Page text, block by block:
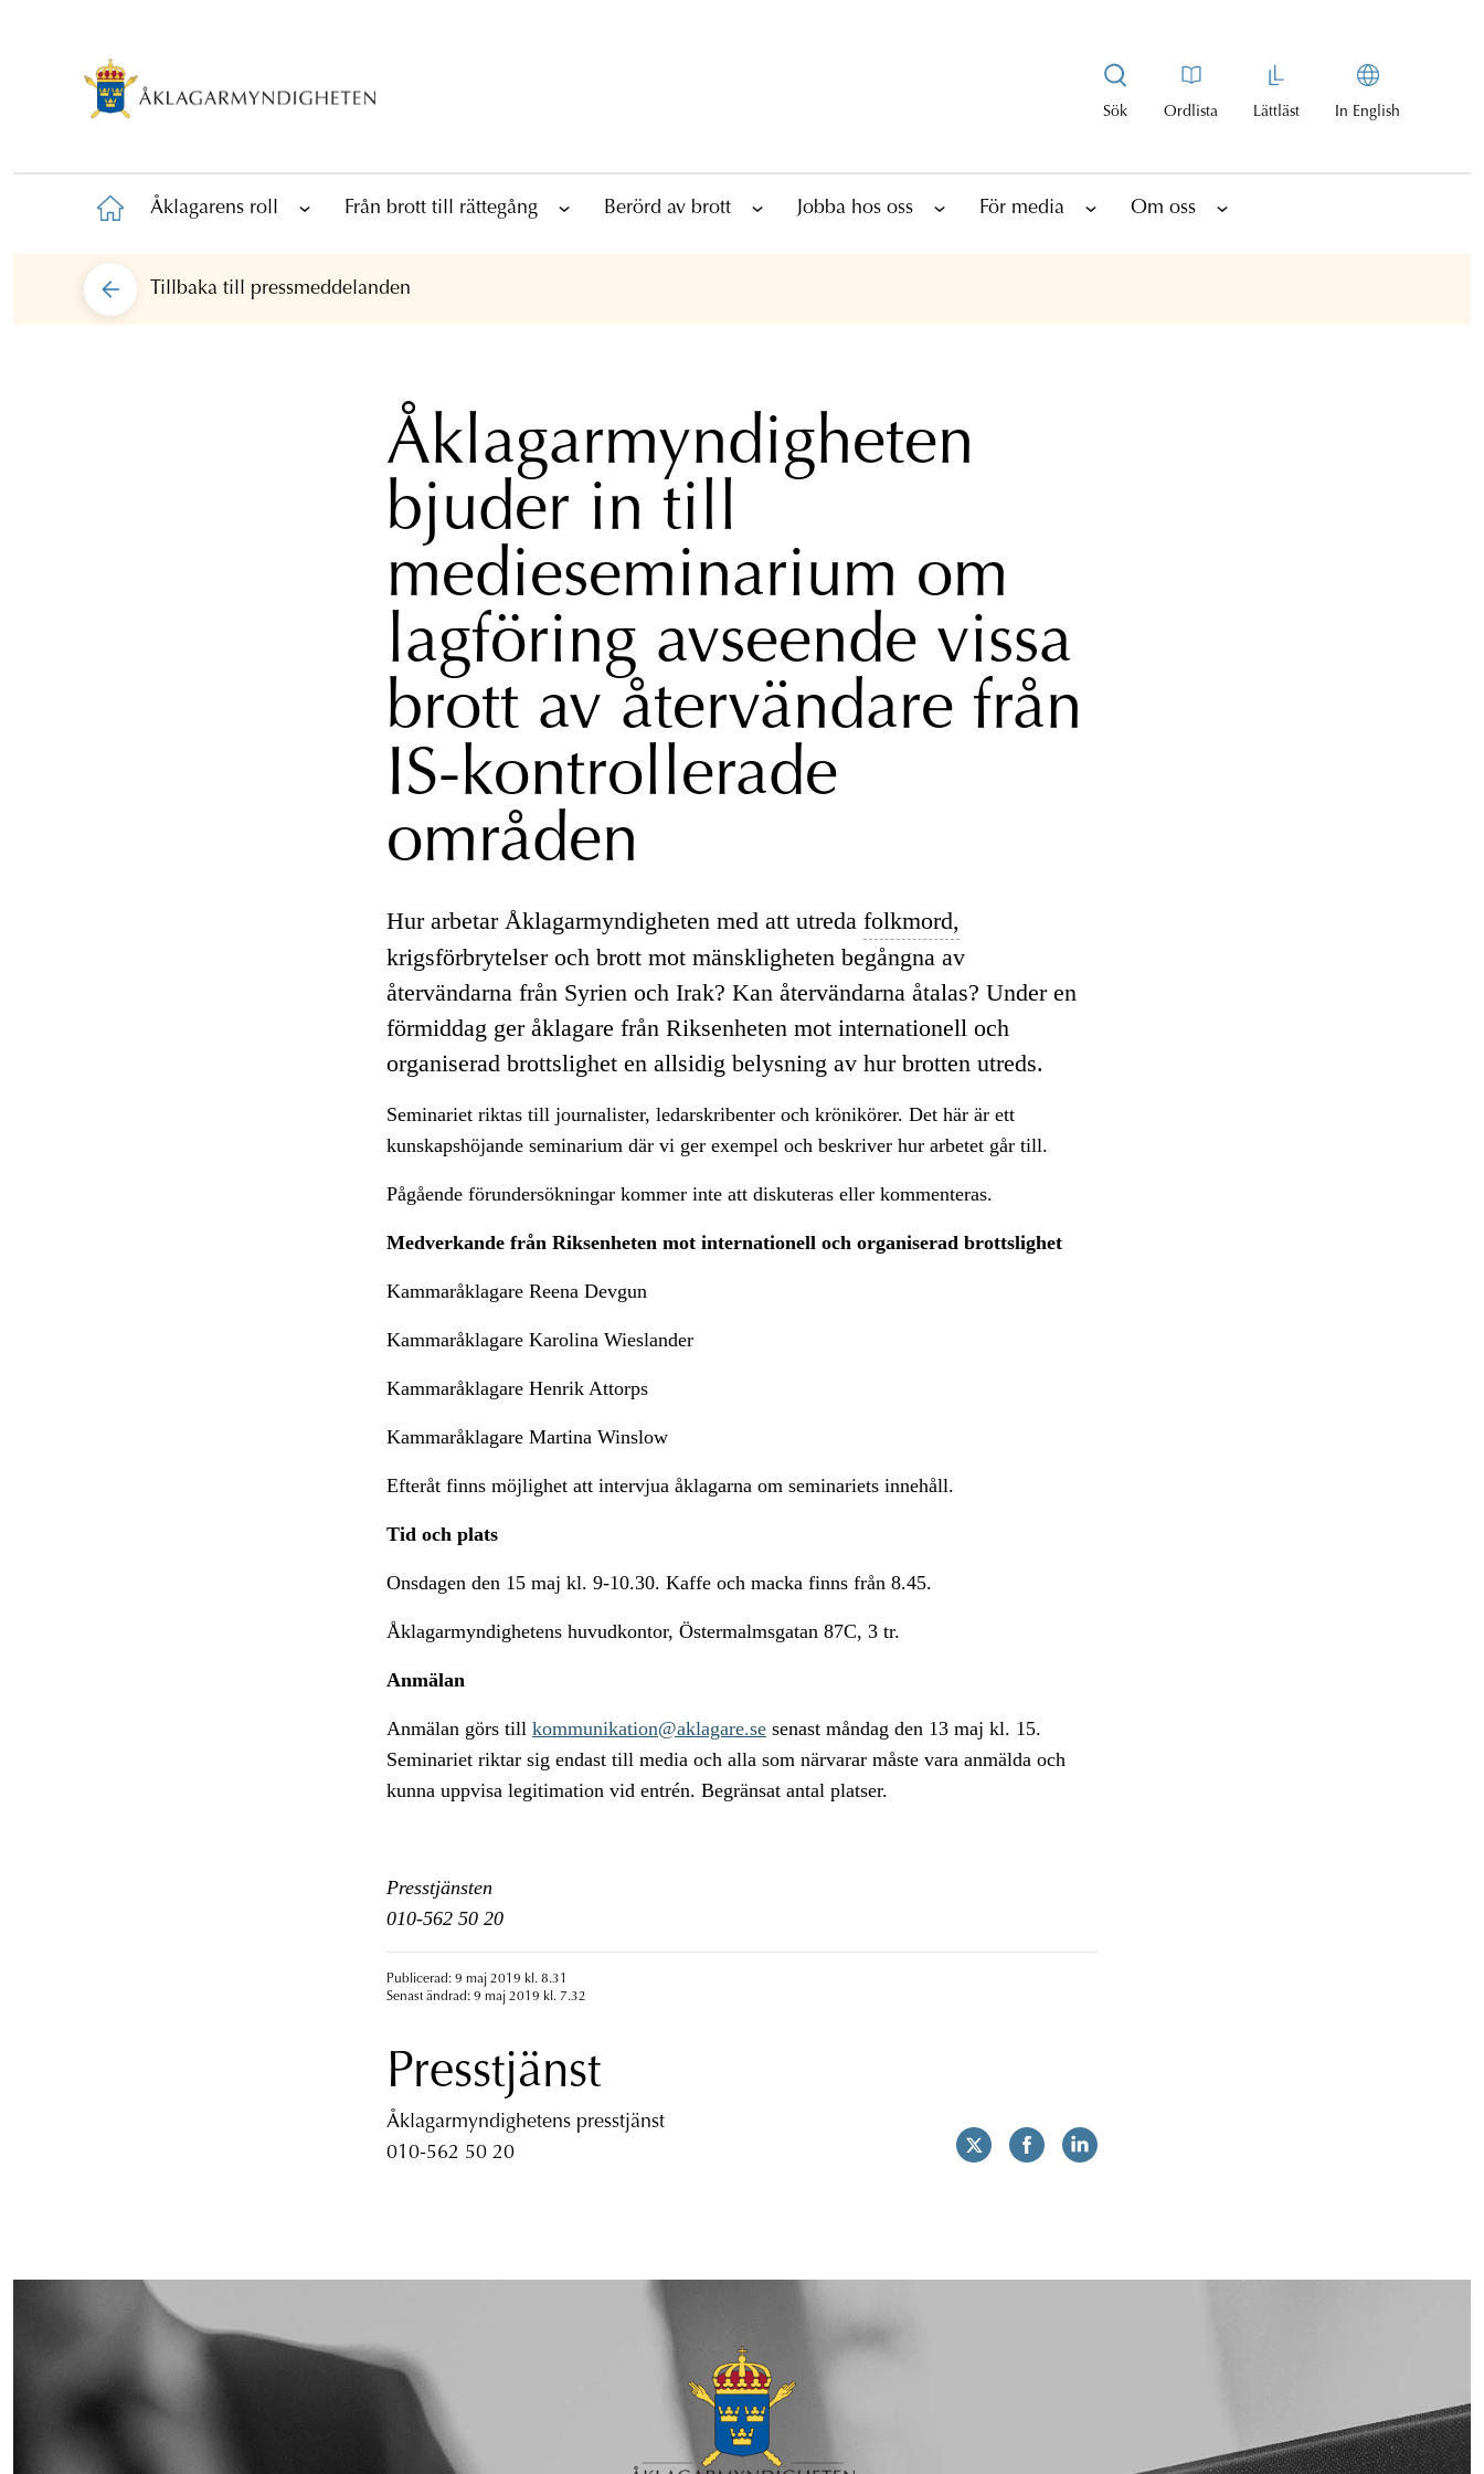
Sök Ordlista Lättläst In English
Åklagarens roll Från brott till rättegång Berörd av brott Jobba hos oss För media Om oss
Tillbaka till pressmeddelanden
Åklagarmyndigheten
bjuder in till
medieseminarium om
lagföring avseende vissa
brott av återvändare från
IS-kontrollerade
områden
Hur arbetar Åklagarmyndigheten med att utreda folkmord,
krigsförbrytelser och brott mot mänskligheten begångna av
återvändarna från Syrien och Irak? Kan återvändarna åtalas? Under en
förmiddag ger åklagare från Riksenheten mot internationell och
organiserad brottslighet en allsidig belysning av hur brotten utreds.
Seminariet riktas till journalister, ledarskribenter och krönikörer. Det här är ett
kunskapshöjande seminarium där vi ger exempel och beskriver hur arbetet går till.
Pågående förundersökningar kommer inte att diskuteras eller kommenteras.
Medverkande från Riksenheten mot internationell och organiserad brottslighet
Kammaråklagare Reena Devgun
Kammaråklagare Karolina Wieslander
Kammaråklagare Henrik Attorps
Kammaråklagare Martina Winslow
Efteråt finns möjlighet att intervjua åklagarna om seminariets innehåll.
Tid och plats
Onsdagen den 15 maj kl. 9-10.30. Kaffe och macka finns från 8.45.
Åklagarmyndighetens huvudkontor, Östermalmsgatan 87C, 3 tr.
Anmälan
Anmälan görs till kommunikation@aklagare.sesenast måndag den 13 maj kl. 15.
Seminariet riktar sig endast till media och alla som närvarar måste vara anmälda och
kunna uppvisa legitimation vid entrén. Begränsat antal platser.
Presstjänsten
010-562 50 20
Publicerad: 9 maj 2019 kl. 8.31
Senast ändrad: 9 maj 2019 kl. 7.32
Presstjänst
Åklagarmyndighetens presstjänst
010-562 50 20